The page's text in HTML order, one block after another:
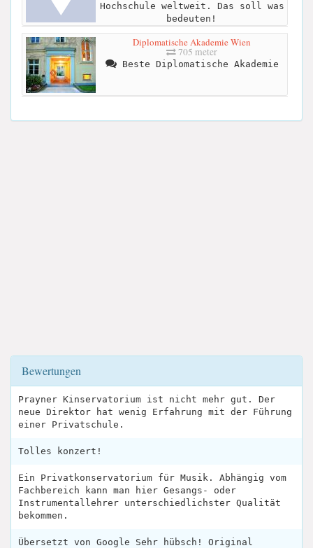
Hochschule weltweit. Das soll was
bedeuten!
Diplomatische Akademie Wien
705 meter
Beste Diplomatische Akademie
Bewertungen
Prayner Kinservatorium ist nicht mehr gut. Der
neue Direktor hat wenig Erfahrung mit der Führung
einer Privatschule.
Tolles konzert!
Ein Privatkonservatorium für Musik. Abhängig vom
Fachbereich kann man hier Gesangs- oder
Instrumentallehrer unterschiedlichster Qualität
bekommen.
Übersetzt von Google Sehr hübsch! Original